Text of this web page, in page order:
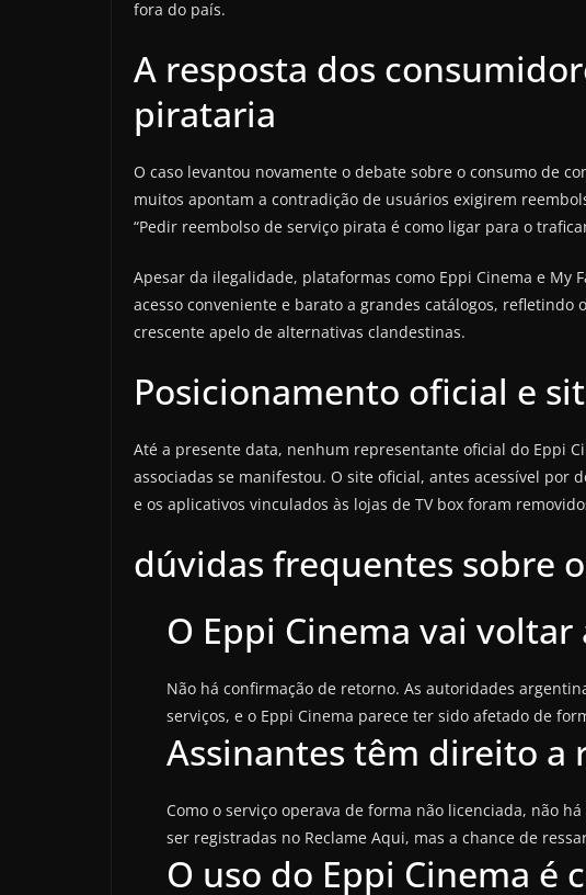
fora do país.
A resposta dos
pirataria
O caso levantou novamente o debate sobre o consumo de
muitos apontam a contradição de usuários exigirem
“Pedir reembolso de serviço pirata é como ligar para o
Apesar da ilegalidade, plataformas como Eppi Cinema e My
acesso conveniente e barato a grandes catálogos, refletindo
crescente apelo de alternativas clandestinas.
Posicionamento oficial e
Até a presente data, nenhum representante oficial do Eppi
associadas se manifestou. O site oficial, antes acessível
e os aplicativos vinculados às lojas de TV box foram
dúvidas frequentes sobre
O Eppi Cinema vai
Não há confirmação de retorno. As autoridades
serviços, e o Eppi Cinema parece ter sido afetado de
Assinantes têm direito a
Como o serviço operava de forma não licenciada, não
ser registradas no Reclame Aqui, mas a chance de
O uso do Eppi Cinema é